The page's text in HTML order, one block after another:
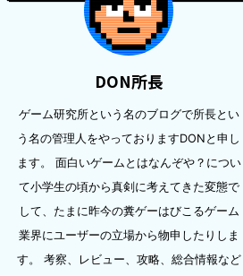
DON所長
ゲーム研究所という名のブログで所長とい
う名の管理人をやっておりますDONと申し
ます。 面白いゲームとはなんぞや？につい
て小学生の頃から真剣に考えてきた変態で
して、たまに昨今の糞ゲーはびこるゲーム
業界にユーザーの立場から物申したりしま
す。 考察、レビュー、攻略、総合情報など